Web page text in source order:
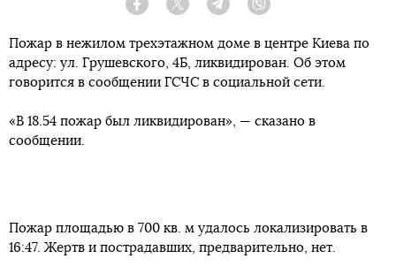
Facebook Twitter Telegram
Пожар в нежилом трехэтажном доме в центре Киева по
адресу: ул. Грушевского, 4Б, ликвидирован. Об этом
говорится в сообщении ГСЧС в социальной сети.
«В 18.54 пожар был ликвидирован», — сказано в
сообщении.
Пожар площадью в 700 кв. м удалось локализировать в
16:47. Жертв и пострадавших, предварительно, нет.